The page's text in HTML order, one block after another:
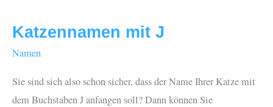
Katzennamen mit J
Namen
Sie sind sich also schon sicher, dass der Name Ihrer Katze mit
dem Buchstaben J anfangen soll? Dann können Sie